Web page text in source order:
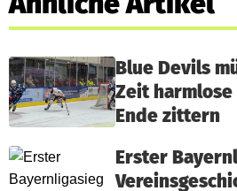
Blue Devils
Zeit harmlose
Ende zittern
Erster